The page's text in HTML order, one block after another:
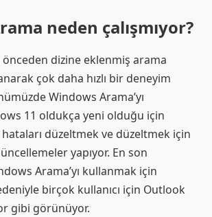
neden çalışmıyor?
dizine eklenmiş arama
çok daha hızlı bir deneyim
Windows Arama’yı
11 oldukça yeni olduğu için
hataları düzeltmek ve düzeltmek için
yapıyor. En son
Arama’yı kullanmak için
birçok kullanıcı için Outlook
gibi görünüyor.